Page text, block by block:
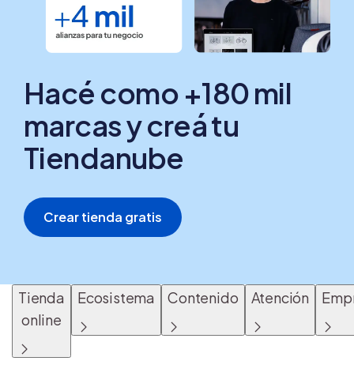
Hacé como +180 mil
marcas y creá tu
Tiendanube
Crear tienda gratis
Tienda
online
Ecosistema Contenido Atención